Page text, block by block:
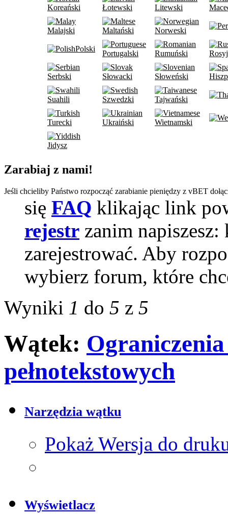
Koreański Łotewski Litewski
Malajski Maltański Norweski
Polski
Portugalski Rumuński
Serbski Słowacki Słoweński
Suahili Szwedzki Tajwański
Turecki Ukraiński Wietnamski
Jidysz
Zarabiaj z nami!
Jeśli chcieliby Państwo rozpocząć zarabianie pieniędzy z vBET
się FAQ klikając link
rejestr zanim
zarejestrować. Aby
wybierz forum, które
Wyniki 1 do 5 z 5
Wątek: Ograniczenia
pełnotekstowych
Narzędzia wątku
Pokaż Wersja do
Wyświetlacz